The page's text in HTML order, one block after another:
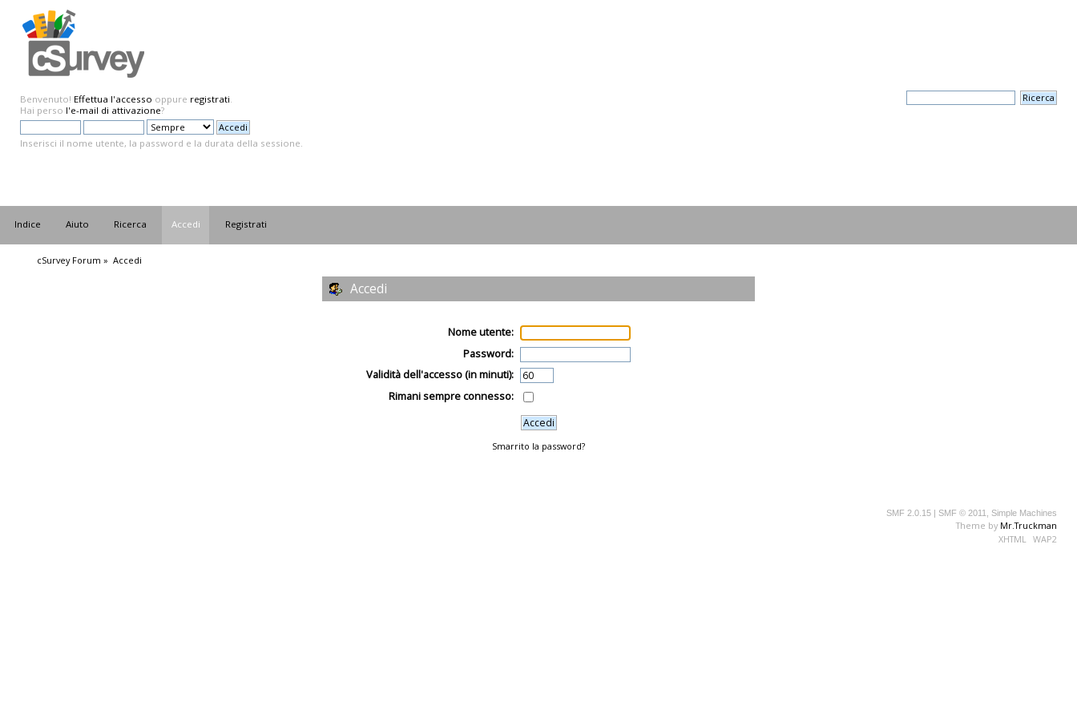
Benvenuto! Effettua l'accesso oppure registrati.
Hai perso l'e-mail di attivazione?
Inserisci il nome utente, la password e la durata della sessione.
Indice Aiuto Ricerca Accedi Registrati
cSurvey Forum » Accedi
Accedi
Nome utente:
Password:
Validità dell'accesso (in minuti):
Rimani sempre connesso:
Smarrito la password?
SMF 2.0.15 | SMF © 2011 Simple Machines
Theme by Mr.Truckman
XHTML
WAP2